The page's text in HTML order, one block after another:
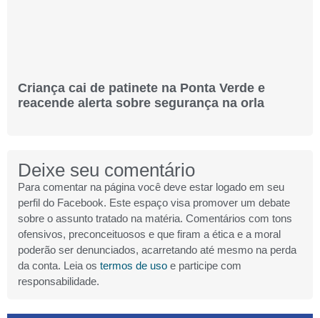
Criança cai de patinete na Ponta Verde e
reacende alerta sobre segurança na orla
Deixe seu comentário
Para comentar na página você deve estar logado em seu
perfil do Facebook. Este espaço visa promover um debate
sobre o assunto tratado na matéria. Comentários com tons
ofensivos, preconceituosos e que firam a ética e a moral
poderão ser denunciados, acarretando até mesmo na perda
da conta. Leia os termos de uso e participe com
responsabilidade.